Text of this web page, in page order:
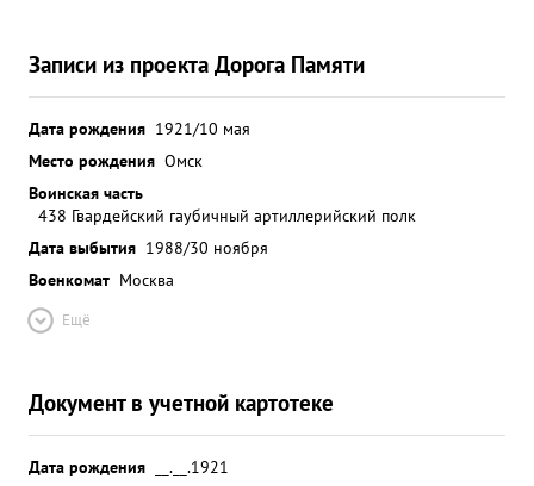
Записи из проекта Дорога Памяти
Дата рождения 1921/10 мая
Место рождения Омск
Воинская часть
438 Гвардейский гаубичный артиллерийский полк
Дата выбытия 1988/30 ноября
Военкомат Москва
Ещё
Документ в учетной картотеке
Дата рождения
__.__.1921